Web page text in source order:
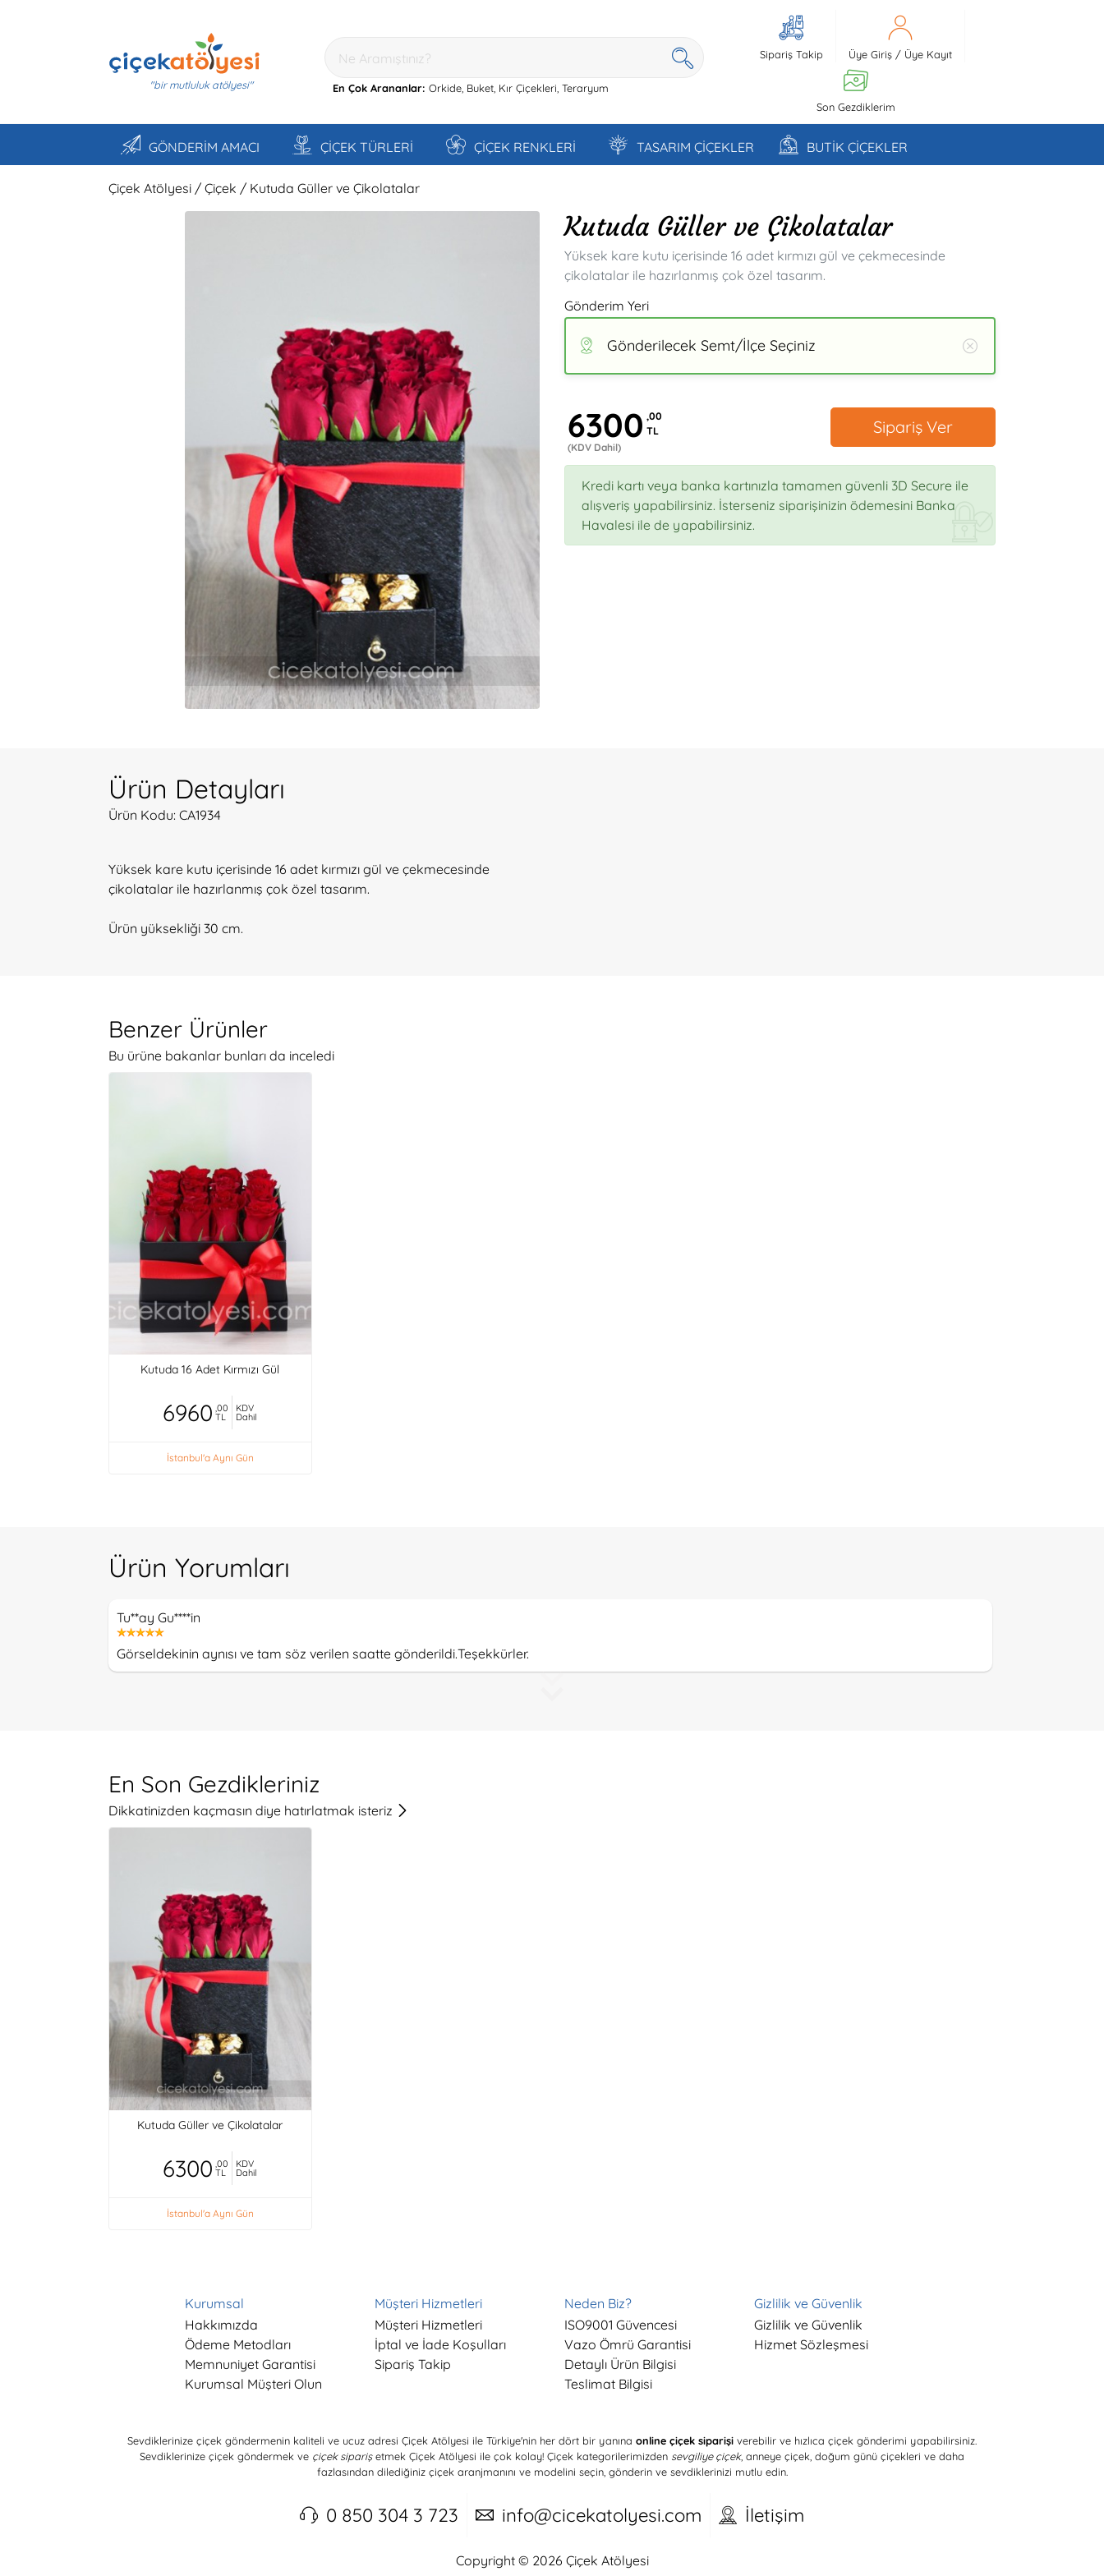
"bir mutluluk atölyesi" En Çok Arananlar: Orkide, Buket, Kır Çiçekleri, Teraryum
Sipariş Takip Üye Giriş/ Üye Kayıt
Son Gezdiklerim
GÖNDERİM AMACI ÇİÇEK TÜRLERİ ÇİÇEK RENKLERİ TASARIM ÇİÇEKLER BUTİK ÇİÇEKLER
Çiçek Atölyesi / Çiçek / Kutuda Güller ve Çikolatalar
Kutuda Güller ve Çikolatalar
Yüksek kare kutu içerisinde 16 adet kırmızı gül ve çekmecesinde
çikolatalar ile hazırlanmış çok özel tasarım.
Gönderim Yeri
Gönderilecek Semt/İlçe Seçiniz
6300 ,00
TL
(KDV Dahil)
Sipariş Ver
Kredi kartı veya banka kartınızla tamamen güvenli 3D Secure ile
alışveriş yapabilirsiniz. İsterseniz siparişinizin ödemesini Banka
Havalesi ile de yapabilirsiniz.
Ürün Detayları
Ürün Kodu: CA1934
Yüksek kare kutu içerisinde 16 adet kırmızı gül ve çekmecesinde
çikolatalar ile hazırlanmış çok özel tasarım.
Ürün yüksekliği 30 cm.
Benzer Ürünler
Bu ürüne bakanlar bunları da inceledi
Kutuda 16 Adet Kırmızı Gül
6960 ,00
TL
KDV
Dahil
İstanbul'a Aynı Gün
Ürün Yorumları
Tu**ay Gu****in
Görseldekinin aynısı ve tam söz verilen saatte gönderildi.Teşekkürler.
En Son Gezdikleriniz
Dikkatinizden kaçmasın diye hatırlatmak isteriz
Kutuda Güller ve Çikolatalar
6300 ,00
TL
KDV
Dahil
İstanbul'a Aynı Gün
Kurumsal
Hakkımızda
Ödeme Metodları
Memnuniyet Garantisi
Kurumsal Müşteri Olun
Müşteri Hizmetleri
Müşteri Hizmetleri
İptal ve İade Koşulları
Sipariş Takip
Neden Biz?
ISO9001 Güvencesi
Vazo Ömrü Garantisi
Detaylı Ürün Bilgisi
Teslimat Bilgisi
Gizlilik ve Güvenlik
Gizlilik ve Güvenlik
Hizmet Sözleşmesi
Sevdiklerinize çiçek göndermenin kaliteli ve ucuz adresi Çiçek Atölyesi ile Türkiye'nin her dört bir yanına online çiçek siparişi verebilir ve hızlıca çiçek gönderimi yapabilirsiniz.
Sevdiklerinize çiçek göndermek ve çiçek siparişetmek Çiçek Atölyesi ile çok kolay! Çiçek kategorilerimizden sevgiliye çiçek, anneye çiçek, doğum günü çiçekleri ve daha
fazlasından dilediğiniz çiçek aranjmanını ve modelini seçin, gönderin ve sevdiklerinizi mutlu edin.
0 850 304 3 723 info@cicekatolyesi.com İletişim
Copyright © 2026 Çiçek Atölyesi